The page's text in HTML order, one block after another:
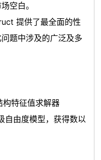
空白。
提供了最全面的性
题中涉及的广泛及多
特征值求解器
自由度模型，获得数以